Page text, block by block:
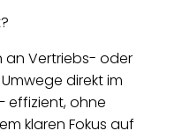
an Vertriebs- oder
direkt im
effizient, ohne
klaren Fokus auf